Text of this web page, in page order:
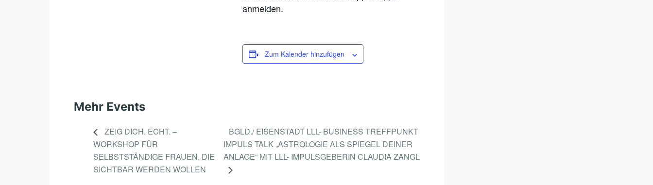
N
L
I
,
L
A
anmelden.
Zum Kalender hinzufügen
Mehr Events
ZEIG DICH. ECHT. –
WORKSHOP FÜR
SELBSTSTÄNDIGE FRAUEN, DIE
SICHTBAR WERDEN WOLLEN
BGLD./ EISENSTADT LLL- BUSINESS TREFFPUNKT
IMPULS TALK „ASTROLOGIE ALS SPIEGEL DEINER
ANLAGE“ MIT LLL- IMPULSGEBERIN CLAUDIA ZANGL